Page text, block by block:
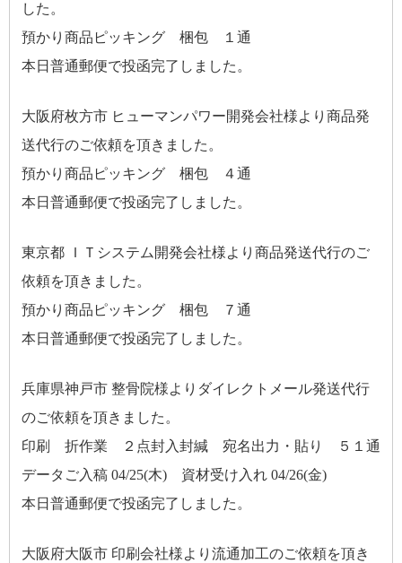
した。
預かり商品ピッキング 梱包 １通
本日普通郵便で投函完了しました。
大阪府枚方市 ヒューマンパワー開発会社様より商品発
送代行のご依頼を頂きました。
預かり商品ピッキング 梱包 ４通
本日普通郵便で投函完了しました。
東京都 ＩＴシステム開発会社様より商品発送代行のご
依頼を頂きました。
預かり商品ピッキング 梱包 ７通
本日普通郵便で投函完了しました。
兵庫県神戸市 整骨院様よりダイレクトメール発送代行
のご依頼を頂きました。
印刷 折作業 ２点封入封緘 宛名出力・貼り ５１通
データご入稿 04/25(木) 資材受け入れ 04/26(金)
本日普通郵便で投函完了しました。
大阪府大阪市 印刷会社様より流通加工のご依頼を頂き